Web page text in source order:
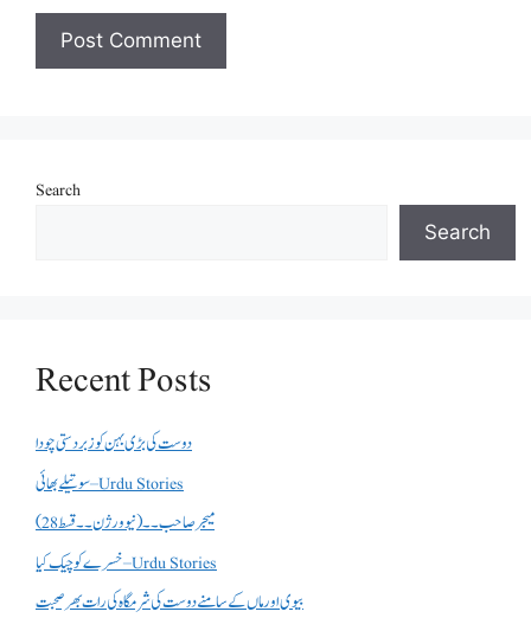
Search
Search
Recent Posts
دوست کی بڑی بہن کو زبردستی چودا
سوتیلے بھائی – Urdu Stories
میجر صاحب۔۔( نیو ورژن ۔۔قسط 28)
خسرے کو چیک کیا – Urdu Stories
بیوی اور ماں کے سامنے دوست کی شرمگاہ کی رات بھر صحبت